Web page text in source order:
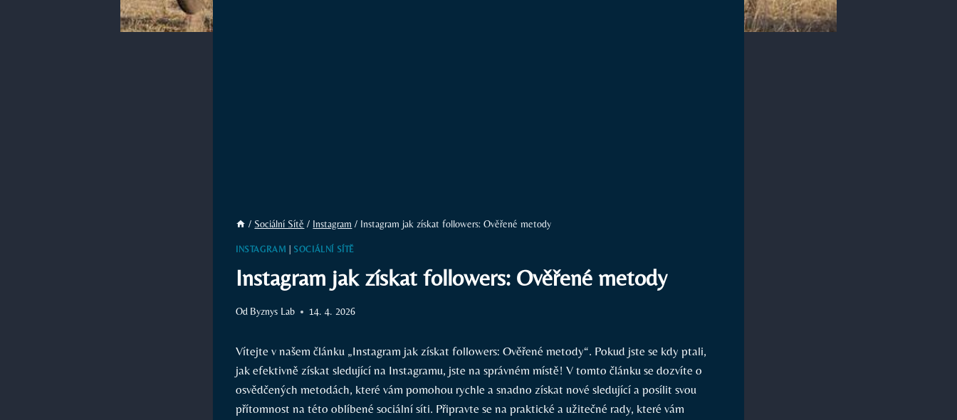
/ Sociální Sítě / Instagram / Instagram jak získat followers: Ověřené metody
INSTAGRAM SOCIÁLNÍ SÍTĚ
Instagram jak získat followers: Ověřené metody
Od Byznys Lab 14. 4. 2026
Vítejte v našem článku „Instagram jak získat followers: Ověřené metody“. Pokud jste se kdy ptali,
jak efektivně získat sledující na Instagramu, jste na správném místě! V tomto článku se dozvíte o
osvědčených metodách, které vám pomohou rychle a snadno získat nové sledující a posílit svou
přítomnost na této oblíbené sociální síti. Připravte se na praktické a užitečné rady, které vám